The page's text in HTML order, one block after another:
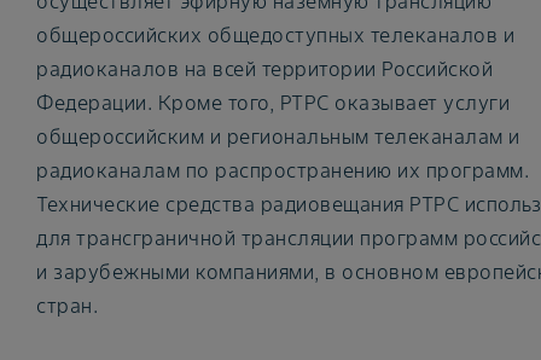
общероссийских общедоступных телеканалов и
радиоканалов на всей территории Российской
Федерации. Кроме того, РТРС оказывает услуги
общероссийским и региональным телеканалам и
радиоканалам по распространению их программ.
Технические средства радиовещания РТРС
для трансграничной трансляции программ
и зарубежными компаниями, в основном
стран.